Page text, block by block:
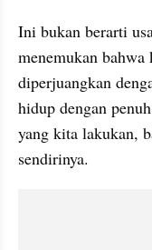
Ini bukan berarti
menemukan bahwa
diperjuangkan
hidup dengan
yang kita lakukan,
sendirinya.